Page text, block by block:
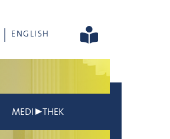
ENGLISH
MEDI▶THEK